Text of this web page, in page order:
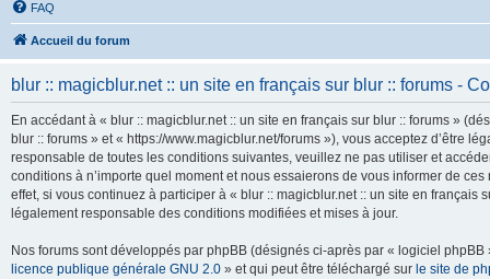
FAQ
Accueil du forum
blur :: magicblur.net :: un site en français sur blur :: forums -
En accédant à « blur :: magicblur.net :: un site en français sur blur :: forums »
blur :: forums » et « https://www.magicblur.net/forums »), vous acceptez d’être
responsable de toutes les conditions suivantes, veuillez ne pas utiliser et
conditions à n’importe quel moment et nous essaierons de vous informer de
effet, si vous continuez à participer à « blur :: magicblur.net :: un site en
légalement responsable des conditions modifiées et mises à jour.
Nos forums sont développés par phpBB (désignés ci-après par « logiciel
licence publique générale GNU 2.0 » et qui peut être téléchargé sur le site de